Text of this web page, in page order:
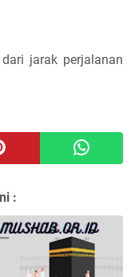
jarak perjalanan
: